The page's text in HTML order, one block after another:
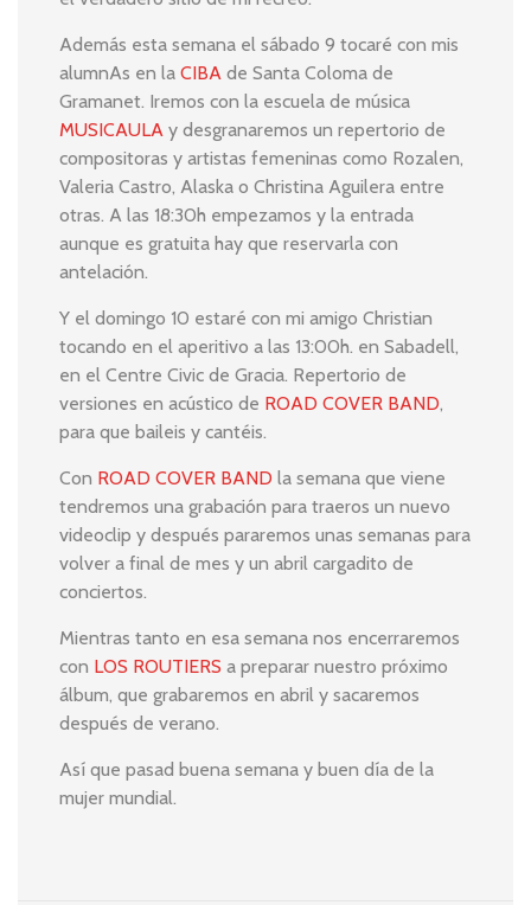
Además esta semana el sábado 9 tocaré con mis
alumnAs en la CIBA de Santa Coloma de
Gramanet. Iremos con la escuela de música
MUSICAULA y desgranaremos un repertorio de
compositoras y artistas femeninas como Rozalen,
Valeria Castro, Alaska o Christina Aguilera entre
otras. A las 18:30h empezamos y la entrada
aunque es gratuita hay que reservarla con
antelación.
Y el domingo 10 estaré con mi amigo Christian
tocando en el aperitivo a las 13:00h. en Sabadell,
en el Centre Civic de Gracia. Repertorio de
versiones en acústico de ROAD COVER BAND,
para que baileis y cantéis.
Con ROAD COVER BAND la semana que viene
tendremos una grabación para traeros un nuevo
videoclip y después pararemos unas semanas para
volver a final de mes y un abril cargadito de
conciertos.
Mientras tanto en esa semana nos encerraremos
con LOS ROUTIERS a preparar nuestro próximo
álbum, que grabaremos en abril y sacaremos
después de verano.
Así que pasad buena semana y buen día de la
mujer mundial.